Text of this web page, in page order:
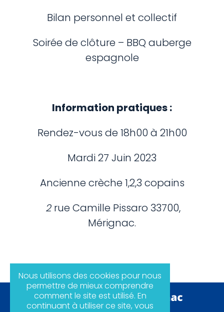
Bilan personnel et collectif
Soirée de clôture – BBQ auberge
espagnole
Information pratiques :
Rendez-vous de 18h00 à 21h00
Mardi 27 Juin 2023
Ancienne crèche 1,2,3 copains
2 rue Camille Pissaro 33700,
Mérignac.
Nous utilisons des cookies pour nous
permettre de mieux comprendre
comment le site est utilisé. En
continuant à utiliser ce site, vous